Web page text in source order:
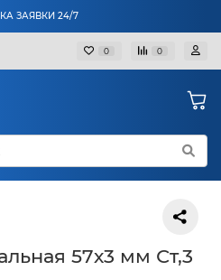
ЗАЯВКИ 24/7
0 0
57х3 мм Ст,3